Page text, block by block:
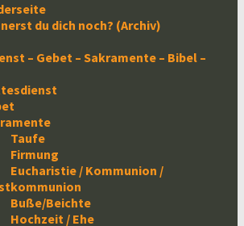
du dich noch? (Archiv)
– Gebet – Sakramente – Bibel –
Taufe
Firmung
Eucharistie / Kommunion /
Buße/Beichte
Hochzeit / Ehe